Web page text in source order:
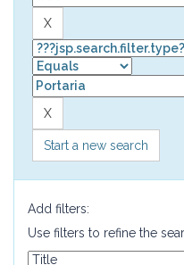
Start a new search
Add filters:
Use filters to refine the